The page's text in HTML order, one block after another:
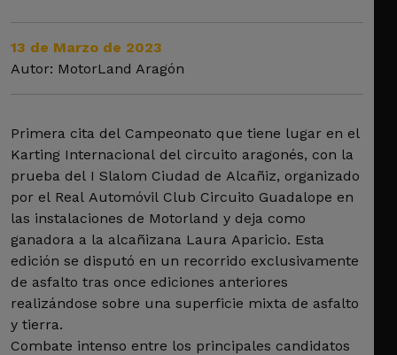
13 de Marzo de 2023
Autor: MotorLand Aragón
Primera cita del Campeonato que tiene lugar en el
Karting Internacional del circuito aragonés, con la
prueba del I Slalom Ciudad de Alcañiz, organizado
por el Real Automóvil Club Circuito Guadalope en
las instalaciones de Motorland y deja como
ganadora a la alcañizana Laura Aparicio. Esta
edición se disputó en un recorrido exclusivamente
de asfalto tras once ediciones anteriores
realizándose sobre una superficie mixta de asfalto
y tierra.
Combate intenso entre los principales candidatos